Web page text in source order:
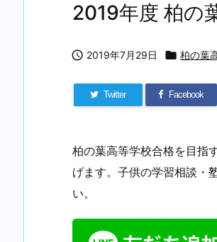
2019年度 柏の
 2019年7月29日  柏の葉
Twitter Facebook
柏の葉高等学校合格を目指
げます。子供の学習相談・
い。